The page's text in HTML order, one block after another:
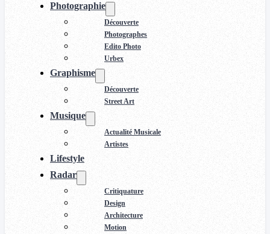
Photographie
Découverte
Photographes
Edito Photo
Urbex
Graphisme
Découverte
Street Art
Musique
Actualité Musicale
Artistes
Lifestyle
Radar
Critiquature
Design
Architecture
Motion